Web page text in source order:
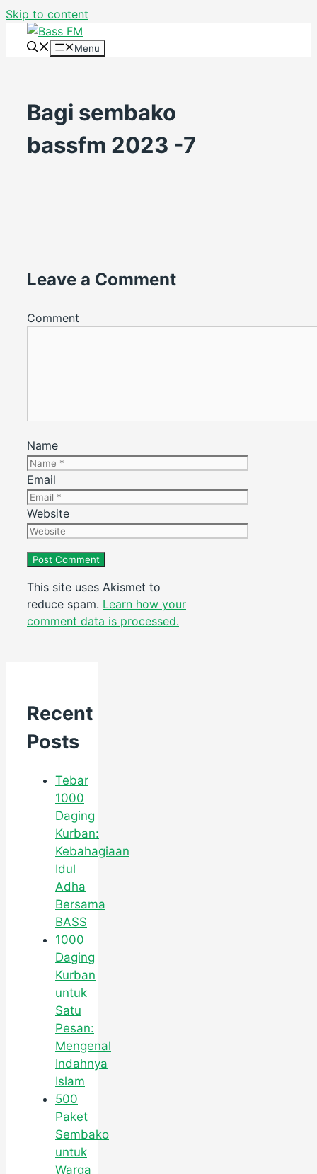
Skip to content
Menu
Bagi sembako
bassfm 2023 -7
Leave a Comment
Comment
Name
Email
Website
This site uses Akismet to
reduce spam. Learn how your
comment data is processed.
Recent
Posts
Tebar
1000
Daging
Kurban:
Kebahagiaan
Idul
Adha
Bersama
BASS
1000
Daging
Kurban
untuk
Satu
Pesan:
Mengenal
Indahnya
Islam
500
Paket
Sembako
untuk
Warga